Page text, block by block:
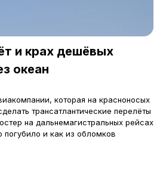
и крах дешёвых
океан
которая на красноносых
трансатлантические перелёты
на дальнемагистральных рейсах
погубило и как из обломков